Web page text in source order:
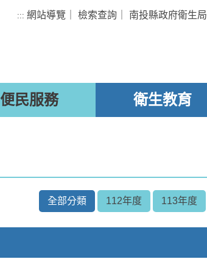
::: 網站導覽 檢索查詢 南投縣政府衛生局
便民服務 衛生教育
全部分類 112年度 113年度